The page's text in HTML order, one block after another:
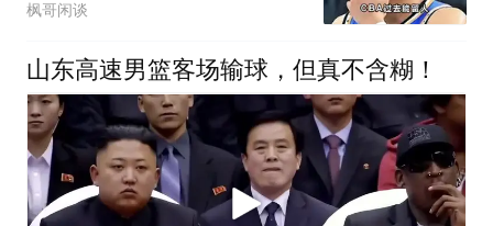
枫哥闲谈
山东高速男篮客场输球，但真不含糊！